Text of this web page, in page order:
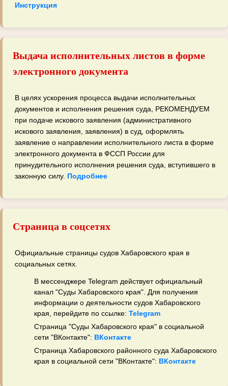
Инструкция
Выдача исполнительных листов в форме
электронного документа
В целях ускорения процесса выдачи исполнительных
документов и исполнения решения суда, РЕКОМЕНДУЕМ
при подаче искового заявления (административного
искового заявления, заявления) в суд, оформлять
заявление о направлении исполнительного листа в форме
электронного документа в ФССП России для
принудительного исполнения решения суда, вступившего в
законную силу. Подробнее
Страница в соцсетях
Официальные страницы судов Хабаровского края в
социальных сетях.
В мессенджере Telegram действует официальный
канал "Суды Хабаровского края". Для получения
информации о деятельности судов Хабаровского
края, перейдите по ссылке: Telegram
Страница "Суды Хабаровского края" в социальной
сети "ВКонтакте": ВКонтакте
Страница Хабаровского районного суда Хабаровского
края в социальной сети "ВКонтакте": ВКонтакте